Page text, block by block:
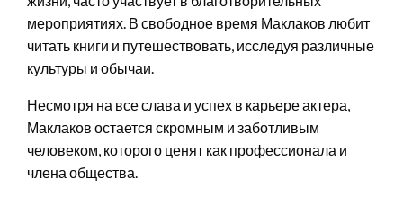
мероприятиях. В свободное время Маклаков любит
читать книги и путешествовать, исследуя различные
культуры и обычаи.
Несмотря на все слава и успех в карьере актера,
Маклаков остается скромным и заботливым
человеком, которого ценят как профессионала и
члена общества.